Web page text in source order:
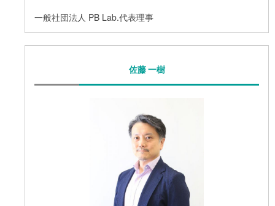
一般社団法人 PB Lab.代表理事
佐藤 一樹